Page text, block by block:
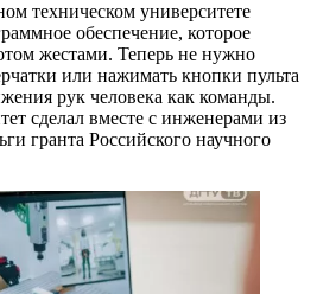
техническом университете
обеспечение, которое
жестами. Теперь не нужно
или нажимать кнопки пульта
рук человека как команды.
сделал вместе с инженерами из
гранта Российского научного